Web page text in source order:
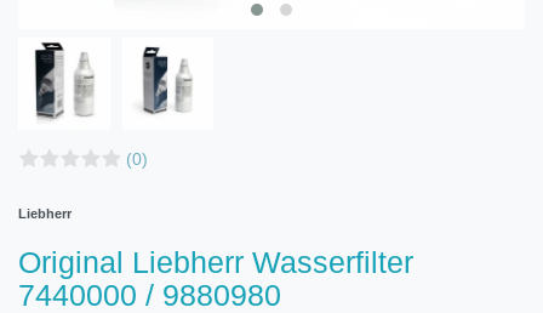
(0)
Liebherr
Original Liebherr Wasserfilter
7440000 / 9880980